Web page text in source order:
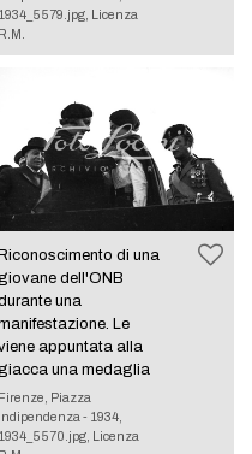
1934_5579.jpg, Licenza
R.M.
Riconoscimento di una
dell'ONB
una
Le
appuntata alla
una medaglia
Firenze, Piazza
Indipendenza - 1934,
1934_5570.jpg, Licenza